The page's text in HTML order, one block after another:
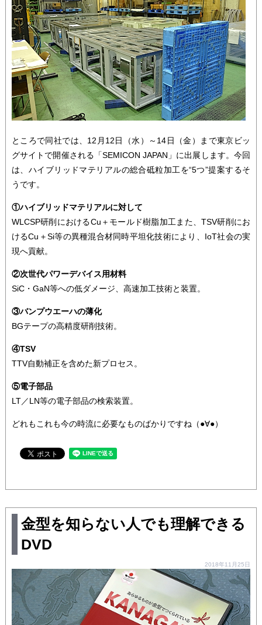
ところで同社では、12月12日（水）～14日（金）まで東京ビッ
グサイトで開催される「SEMICON JAPAN」に出展します。今回
は、ハイブリッドマテリアルの総合砥粒加工を“5つ”提案するそ
うです。
①ハイブリッドマテリアルに対して
WLCSP研削におけるCu＋モールド樹脂加工また、TSV研削にお
けるCu＋Si等の異種混合材同時平坦化技術により、IoT社会の実
現へ貢献。
②次世代パワーデバイス用材料
SiC・GaN等への低ダメージ、高速加工技術と装置。
③バンプウエーハの薄化
BGテープの高精度研削技術。
④TSV
TTV自動補正を含めた新プロセス。
⑤電子部品
LT／LN等の電子部品の検索装置。
どれもこれも今の時流に必要なものばかりですね（●∀●）
金型を知らない人でも理解できる
DVD
2018年11月25日